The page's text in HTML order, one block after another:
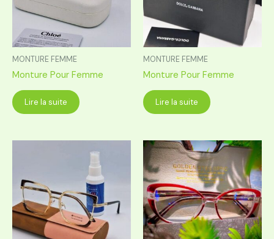
MONTURE FEMME
Monture Pour Femme
Lire la suite
MONTURE FEMME
Monture Pour Femme
Lire la suite